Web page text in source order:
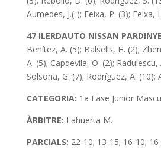
Aumedes, J.(-); Feixa, P. (3); Feixa,
47 ILERDAUTO NISSAN
Benítez, A. (5); Balsells, H. (2);
A. (5); Capdevila, O. (2);
Solsona, G. (7); Rodríguez, A. (10);
CATEGORIA: 1a Fase Junior
ÀRBITRE: Lahuerta M.
PARCIALS: 22-10; 13-15; 16-10;